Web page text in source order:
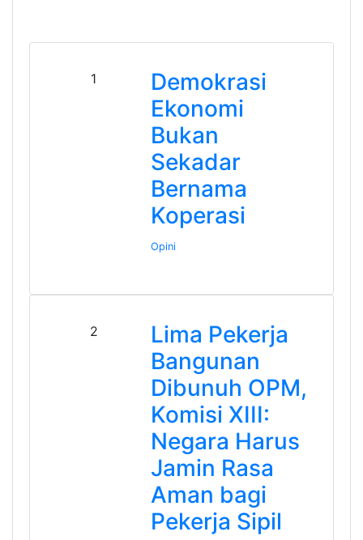
1
Demokrasi
Ekonomi
Bukan
Sekadar
Bernama
Koperasi
Opini
2
Lima Pekerja
Bangunan
Dibunuh OPM,
Komisi XIII:
Negara Harus
Jamin Rasa
Aman bagi
Pekerja Sipil